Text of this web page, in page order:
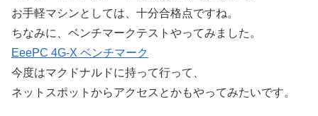
お手軽マシンとしては、十分合格点ですね。
ちなみに、ベンチマークテストやってみました。
EeePC 4G-X ベンチマーク
今度はマクドナルドに持って行って、
ネットスポットからアクセスとかもやってみたいです。